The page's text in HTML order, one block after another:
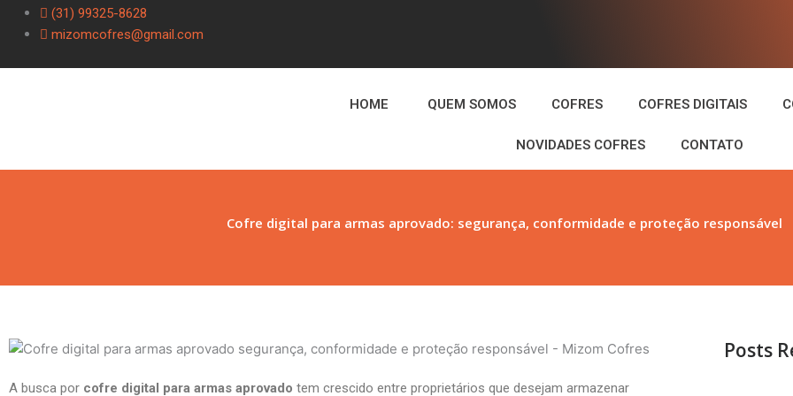
para
conteúdo
(31) 99325-8628
mizomcofres@gmail.com
HOME QUEM SOMOS COFRES COFRES DIGITAIS
NOVIDADES COFRES CONTATO
Cofre digital para armas aprovado: segurança, conformidade e proteção responsável
A busca por cofre digital para armas aprovado tem crescido entre proprietários que desejam armazenar
Posts